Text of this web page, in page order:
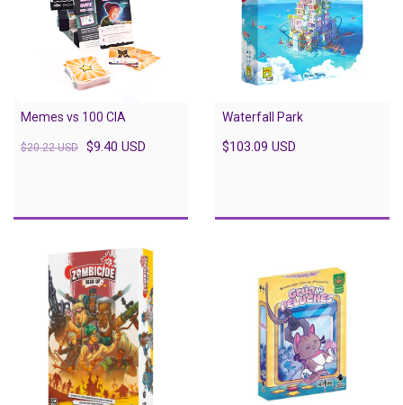
Memes vs 100 CIA
$20.22 USD $9.40 USD
Waterfall Park
$103.09 USD